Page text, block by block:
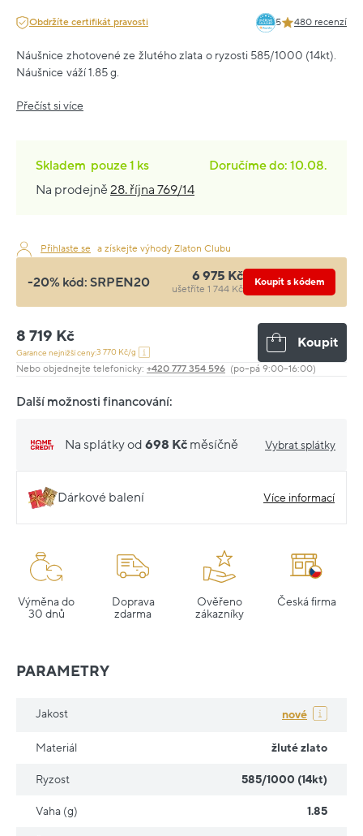
Obdržíte certifikát pravosti 5 480 recenzí
Náušnice zhotovené ze žlutého zlata o ryzosti 585/1000 (14kt).
Náušnice váží 1.85 g.
Přečíst si více
Skladem pouze1 ks
Doručíme do: 10.08.
Na prodejně28. října 769/14
Přihlaste se a získejte výhody Zlaton Clubu
-20% kód: SRPEN20 6 975 Kč
ušetříte 1 744 Kč
Koupit s kódem
8 719 Kč
Garance nejnižší ceny:3 770 Kč/g
Koupit
Nebo objednejte telefonicky: +420 777 354 596 (po–pá 9:00–16:00)
Další možnosti financování:
Na splátky od 698 Kč měsíčně Vybrat splátky
Dárkové balení Více informací
Výměna do
30 dnů
Doprava
zdarma
Ověřeno
zákazníky
Česká firma
PARAMETRY
Jakost nové
Materiál žluté zlato
Ryzost 585/1000 (14kt)
Vaha (g) 1.85